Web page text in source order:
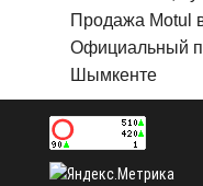
Продажа Motul
Официальный
Шымкенте